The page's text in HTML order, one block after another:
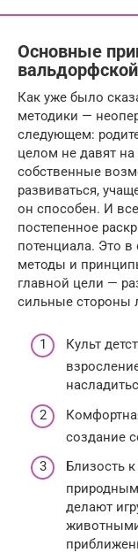
Основные
Как уже было
методики —
следующем:
целом не давят на
собственные
развиваться,
он способен. И
постепенное
потенциала. Это
методы и
главной цели —
сильные стороны
Культ
создание
Близость
делают